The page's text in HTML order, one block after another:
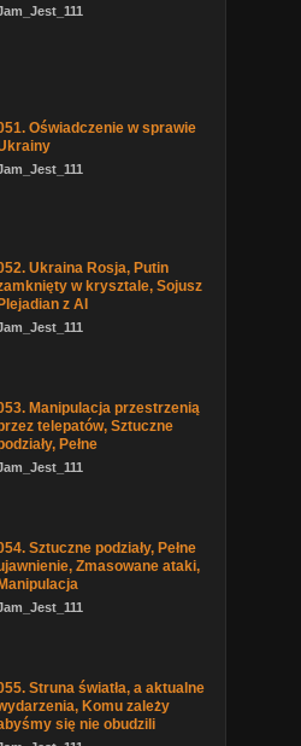
Oświadczenie w sprawie
Ukraina Rosja, Putin
w krysztale, Sojusz
Plejadian z AI
Manipulacja przestrzenią
telepatów, Sztuczne
Pełne
Sztuczne podziały, Pełne
Zmasowane ataki,
Manipulacja
Struna światła, a aktualne
Komu zależy
się nie obudzili